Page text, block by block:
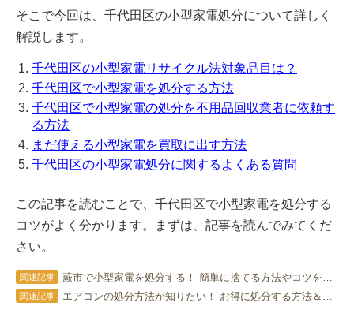
そこで今回は、千代田区の小型家電処分について詳しく
解説します。
千代田区の小型家電リサイクル法対象品目は？
千代田区で小型家電を処分する方法
千代田区で小型家電の処分を不用品回収業者に依頼す
る方法
まだ使える小型家電を買取に出す方法
千代田区の小型家電処分に関するよくある質問
この記事を読むことで、千代田区で小型家電を処分する
コツがよく分かります。まずは、記事を読んでみてくだ
さい。
関連記事 蕨市で小型家電を処分する！ 簡単に捨てる方法やコツを教えます！
関連記事 エアコンの処分方法が知りたい！ お得に処分する方法＆コツは？